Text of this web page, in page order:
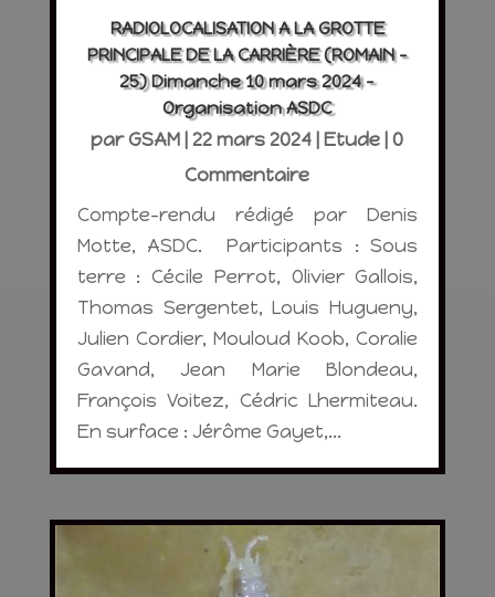
RADIOLOCALISATION A LA GROTTE
PRINCIPALE DE LA CARRIÈRE (ROMAIN –
25) Dimanche 10 mars 2024 –
Organisation ASDC
parGSAM | 22 mars 2024 |Etude | 0
Commentaire
Compte-rendu rédigé par Denis
Motte, ASDC. Participants : Sous
terre : Cécile Perrot, Olivier Gallois,
Thomas Sergentet, Louis Hugueny,
Julien Cordier, Mouloud Koob, Coralie
Gavand, Jean Marie Blondeau,
François Voitez, Cédric Lhermiteau.
En surface : Jérôme Gayet,...